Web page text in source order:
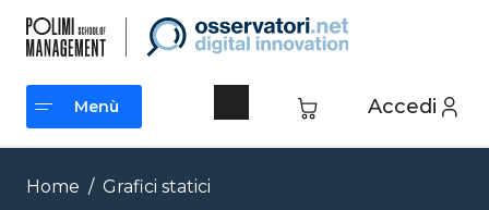
contenuto
Accedi
Menù
Menù
Home / Grafici statici